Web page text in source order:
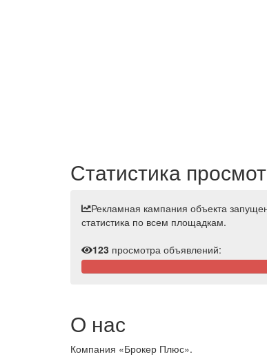
Статистика
Рекламная кампания объекта
статистика по всем площадкам.
123 просмотра объявлений:
О нас
Компания «Брокер Плюс».